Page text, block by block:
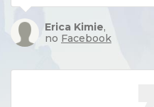
Erica Kimie,
no Facebook